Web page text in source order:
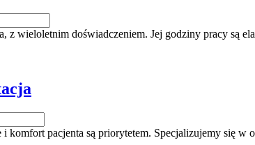
z wieloletnim doświadczeniem. Jej godziny pracy są
pacjenta są priorytetem. Specjalizujemy się